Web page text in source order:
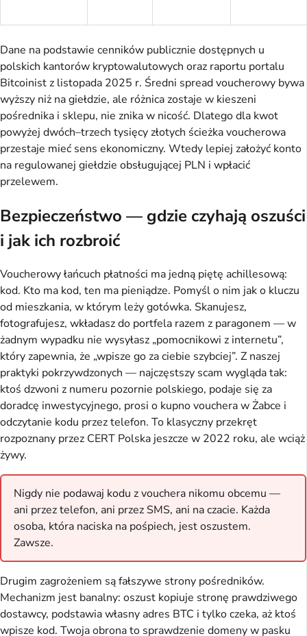
Dane na podstawie cenników publicznie dostępnych u
polskich kantorów kryptowalutowych oraz raportu portalu
Bitcoinist z listopada 2025 r. Średni spread voucherowy bywa
wyższy niż na giełdzie, ale różnica zostaje w kieszeni
pośrednika i sklepu, nie znika w nicość. Dlatego dla kwot
powyżej dwóch–trzech tysięcy złotych ścieżka voucherowa
przestaje mieć sens ekonomiczny. Wtedy lepiej założyć konto
na regulowanej giełdzie obsługującej PLN i wpłacić
przelewem.
Bezpieczeństwo — gdzie czyhają oszuści
i jak ich rozbroić
Voucherowy łańcuch płatności ma jedną piętę achillesową:
kod. Kto ma kod, ten ma pieniądze. Pomyśl o nim jak o kluczu
od mieszkania, w którym leży gotówka. Skanujesz,
fotografujesz, wkładasz do portfela razem z paragonem — w
żadnym wypadku nie wysyłasz „pomocnikowi z internetu”,
który zapewnia, że „wpisze go za ciebie szybciej”. Z naszej
praktyki pokrzywdzonych — najczęstszy scam wygląda tak:
ktoś dzwoni z numeru pozornie polskiego, podaje się za
doradcę inwestycyjnego, prosi o kupno vouchera w Żabce i
odczytanie kodu przez telefon. To klasyczny przekręt
rozpoznany przez CERT Polska jeszcze w 2022 roku, ale wciąż
żywy.
Nigdy nie podawaj kodu z vouchera nikomu obcemu —
ani przez telefon, ani przez SMS, ani na czacie. Każda
osoba, która naciska na pośpiech, jest oszustem.
Zawsze.
Drugim zagrożeniem są fałszywe strony pośredników.
Mechanizm jest banalny: oszust kopiuje stronę prawdziwego
dostawcy, podstawia własny adres BTC i tylko czeka, aż ktoś
wpisze kod. Twoja obrona to sprawdzenie domeny w pasku